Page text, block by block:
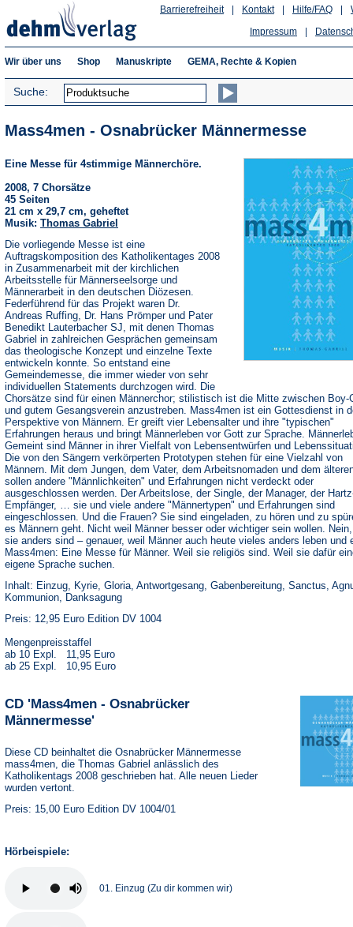
Hilfe/FAQ
Kontakt
Barrierefreiheit
Impressum
Wir über uns Shop Manuskripte GEMA, Rechte & Kopien
Suche:
Mass4men - Osnabrücker Männermesse
Eine Messe für 4stimmige Männerchöre.
2008, 7 Chorsätze
45 Seiten
21 cm x 29,7 cm, geheftet
Musik: Thomas Gabriel
Die vorliegende Messe ist eine
Auftragskomposition des Katholikentages 2008
in Zusammenarbeit mit der kirchlichen
Arbeitsstelle für Männerseelsorge und
Männerarbeit in den deutschen Diözesen.
Federführend für das Projekt waren Dr.
Andreas Ruffing, Dr. Hans Prömper und Pater
Benedikt Lauterbacher SJ, mit denen Thomas
Gabriel in zahlreichen Gesprächen gemeinsam
das theologische Konzept und einzelne Texte
entwickeln konnte. So entstand eine
Gemeindemesse, die immer wieder von sehr
individuellen Statements durchzogen wird. Die
Chorsätze sind für einen Männerchor; stilistisch ist die Mitte zwischen Boy-
und gutem Gesangsverein anzustreben. Mass4men ist ein Gottesdienst in
Perspektive von Männern. Er greift vier Lebensalter und ihre "typischen"
Erfahrungen heraus und bringt Männerleben vor Gott zur Sprache.
Gemeint sind Männer in ihrer Vielfalt von Lebensentwürfen und
Die von den Sängern verkörperten Prototypen stehen für eine Vielzahl von
Männern. Mit dem Jungen, dem Vater, dem Arbeitsnomaden und dem
sollen andere "Männlichkeiten" und Erfahrungen nicht verdeckt oder
ausgeschlossen werden. Der Arbeitslose, der Single, der Manager, der
Empfänger, … sie und viele andere "Männertypen" und Erfahrungen sind
eingeschlossen. Und die Frauen? Sie sind eingeladen, zu hören und zu
es Männern geht. Nicht weil Männer besser oder wichtiger sein wollen.
sie anders sind – genauer, weil Männer auch heute vieles anders leben und
Mass4men: Eine Messe für Männer. Weil sie religiös sind. Weil sie dafür
eigene Sprache suchen.
Inhalt: Einzug, Kyrie, Gloria, Antwortgesang, Gabenbereitung, Sanctus,
Kommunion, Danksagung
Preis: 12,95 Euro Edition DV 1004
Mengenpreisstaffel
ab 10 Expl. 11,95 Euro
ab 25 Expl. 10,95 Euro
CD 'Mass4men - Osnabrücker
Männermesse'
Diese CD beinhaltet die Osnabrücker Männermesse
mass4men, die Thomas Gabriel anlässlich des
Katholikentags 2008 geschrieben hat. Alle neuen Lieder
wurden vertont.
Preis: 15,00 Euro Edition DV 1004/01
Hörbeispiele:
01. Einzug (Zu dir kommen wir)